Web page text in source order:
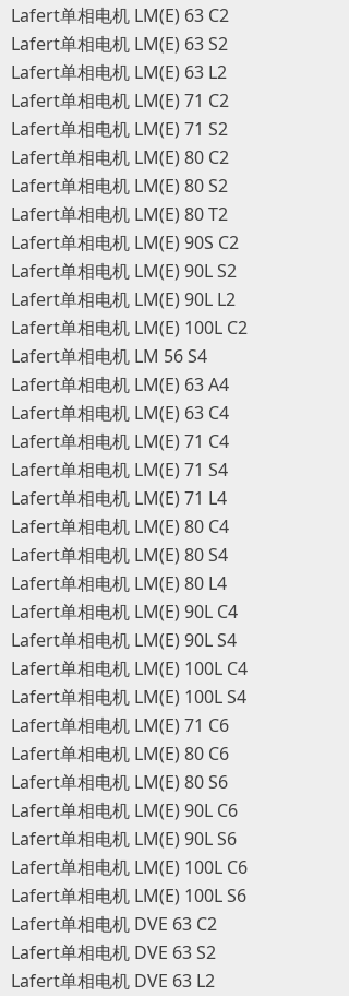
Lafert单相电机 LM(E) 63 C2
Lafert单相电机 LM(E) 63 S2
Lafert单相电机 LM(E) 63 L2
Lafert单相电机 LM(E) 71 C2
Lafert单相电机 LM(E) 71 S2
Lafert单相电机 LM(E) 80 C2
Lafert单相电机 LM(E) 80 S2
Lafert单相电机 LM(E) 80 T2
Lafert单相电机 LM(E) 90S C2
Lafert单相电机 LM(E) 90L S2
Lafert单相电机 LM(E) 90L L2
Lafert单相电机 LM(E) 100L C2
Lafert单相电机 LM 56 S4
Lafert单相电机 LM(E) 63 A4
Lafert单相电机 LM(E) 63 C4
Lafert单相电机 LM(E) 71 C4
Lafert单相电机 LM(E) 71 S4
Lafert单相电机 LM(E) 71 L4
Lafert单相电机 LM(E) 80 C4
Lafert单相电机 LM(E) 80 S4
Lafert单相电机 LM(E) 80 L4
Lafert单相电机 LM(E) 90L C4
Lafert单相电机 LM(E) 90L S4
Lafert单相电机 LM(E) 100L C4
Lafert单相电机 LM(E) 100L S4
Lafert单相电机 LM(E) 71 C6
Lafert单相电机 LM(E) 80 C6
Lafert单相电机 LM(E) 80 S6
Lafert单相电机 LM(E) 90L C6
Lafert单相电机 LM(E) 90L S6
Lafert单相电机 LM(E) 100L C6
Lafert单相电机 LM(E) 100L S6
Lafert单相电机 DVE 63 C2
Lafert单相电机 DVE 63 S2
Lafert单相电机 DVE 63 L2